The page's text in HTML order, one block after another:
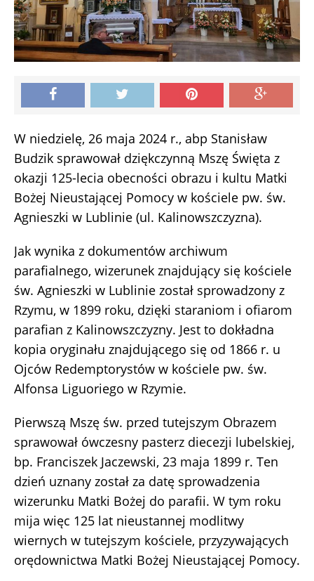
W niedzielę, 26 maja 2024 r., abp Stanisław
Budzik sprawował dziękczynną Mszę Święta z
okazji 125-lecia obecności obrazu i kultu Matki
Bożej Nieustającej Pomocy w kościele pw. św.
Agnieszki w Lublinie (ul. Kalinowszczyzna).
Jak wynika z dokumentów archiwum
parafialnego, wizerunek znajdujący się kościele
św. Agnieszki w Lublinie został sprowadzony z
Rzymu, w 1899 roku, dzięki staraniom i ofiarom
parafian z Kalinowszczyzny. Jest to dokładna
kopia oryginału znajdującego się od 1866 r. u
Ojców Redemptorystów w kościele pw. św.
Alfonsa Liguoriego w Rzymie.
Pierwszą Mszę św. przed tutejszym Obrazem
sprawował ówczesny pasterz diecezji lubelskiej,
bp. Franciszek Jaczewski, 23 maja 1899 r. Ten
dzień uznany został za datę sprowadzenia
wizerunku Matki Bożej do parafii. W tym roku
mija więc 125 lat nieustannej modlitwy
wiernych w tutejszym kościele, przyzywających
orędownictwa Matki Bożej Nieustającej Pomocy.